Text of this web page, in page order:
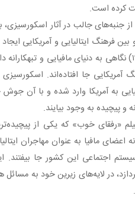
کرده است.
جنبه‌های جالب در آثار اسکورسیزی،
بین فرهنگ ایتالیایی و آمریکایی
(۱۹۹۹) نگاهی به دنیای مافیایی و
آمریکایی جا افتاده‌اند.
به آمریکا وارد شده و با آن
و پیچیده به وجود بیایند.
«رفقای خوب» که یکی از
اعضای مافیا به عنوان مهاجران
اجتماعی این کشور جا بیفتند.
در لایه‌های زیرین خود به